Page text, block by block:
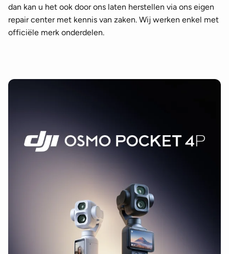
dan kan u het ook door ons laten herstellen via ons eigen
repair center met kennis van zaken. Wij werken enkel met
officiële merk onderdelen.